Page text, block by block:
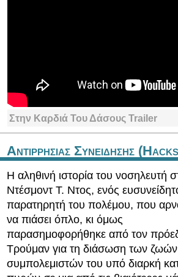
Στην Καρδιά Του Δάσους Trailer
Αντιρρησιας Συνειδησης
Η αληθινή ιστορία του νοσηλευτή
Ντέσμοντ Τ. Ντος, ενός
παρατηρητή του πολέμου, που
να πιάσει όπλο, κι όμως
παρασημοφορήθηκε από τον
Τρούμαν για τη διάσωση των
συμπολεμιστών του υπό διαρκή